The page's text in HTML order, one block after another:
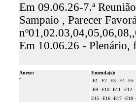
Em 09.06.26-7.ª
Sampaio , Parecer
Em 10.06.26 - Plenário,
Anexo:
-
Emenda(s):
-E1 -E2 -E3 -E4 -E5
-E9 -E10 -E11 -E12
E15 -E16 -E17 -E18